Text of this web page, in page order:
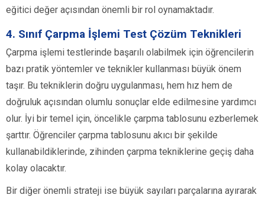
eğitici değer açısından önemli bir rol oynamaktadır.
4. Sınıf Çarpma İşlemi Test Çözüm Teknikleri
Çarpma işlemi testlerinde başarılı olabilmek için öğrencilerin
bazı pratik yöntemler ve teknikler kullanması büyük önem
taşır. Bu tekniklerin doğru uygulanması, hem hız hem de
doğruluk açısından olumlu sonuçlar elde edilmesine yardımcı
olur. İyi bir temel için, öncelikle çarpma tablosunu ezberlemek
şarttır. Öğrenciler çarpma tablosunu akıcı bir şekilde
kullanabildiklerinde, zihinden çarpma tekniklerine geçiş daha
kolay olacaktır.
Bir diğer önemli strateji ise büyük sayıları parçalarına ayırarak